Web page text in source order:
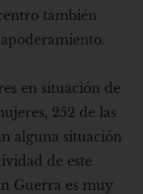
también
en situación de
252 de las
alguna situación
de este
Guerra es muy